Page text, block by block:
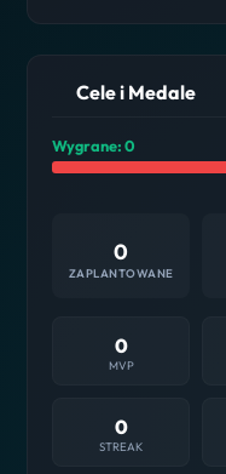
Cele i Medale
Wygrane: 0
0
ZAPLANTOWANE
0
MVP
0
STREAK